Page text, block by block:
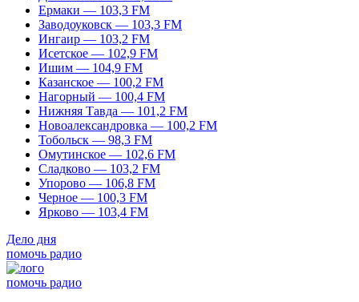
Ермаки — 103,3 FM
Заводоуковск — 103,3 FM
Ингаир — 103,2 FM
Исетское — 102,9 FM
Ишим — 104,9 FM
Казанское — 100,2 FM
Нагорный — 100,4 FM
Нижняя Тавда — 101,2 FM
Новоалександровка — 100,2 FM
Тобольск — 98,3 FM
Омутинское — 102,6 FM
Сладково — 103,2 FM
Упорово — 106,8 FM
Черное — 100,3 FM
Ярково — 103,4 FM
Дело дня
помочь радио
помочь радио